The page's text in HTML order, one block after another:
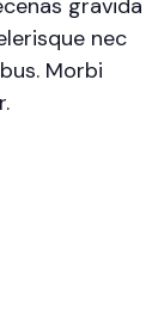
gravida
nec
Morbi